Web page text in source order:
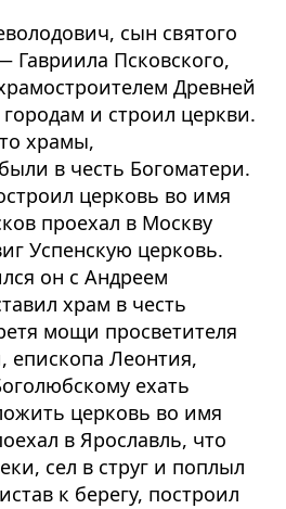
сын святого
Гавриила Псковского,
Древней
и строил церкви.
храмы,
в честь Богоматери.
церковь во имя
проехал в Москву
Успенскую церковь.
он с Андреем
храм в честь
мощи просветителя
епископа Леонтия,
ехать
церковь во имя
в Ярославль, что
сел в струг и поплыл
к берегу, построил